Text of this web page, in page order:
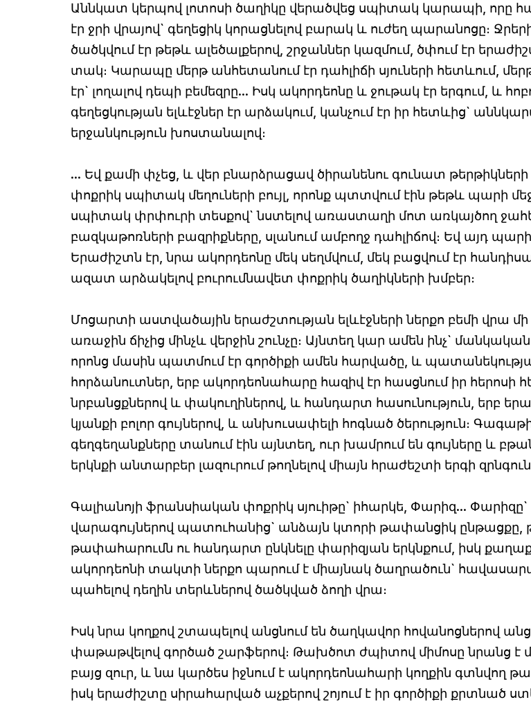
Աննկատ կերպով լոտոսի ծաղիկը վերածվեց սպիտակ կարապի, որը
էր ջրի վրայով` գեղեցիկ կորացնելով բարակ և ուժեղ պարանոցը։
ծածկվում էր թեթև ալեծալքերով, շրջաններ կազմում, ծփում էր
տակ։ Կարապը մերթ անհետանում էր դահլիճի սյուների հետևում,
էր` լողալով դեպի բեմեզրը... Իսկ ակորդեոնը և ջութակ էր երգում, և
գեղեցկության ելևէջներ էր արձակում, կանչում էր իր հետևից`
երջանկություն խոստանալով։
... Եվ քամի փչեց, և վեր բնարձրացավ ծիրանենու գունատ
փոքրիկ սպիտակ մեղուների բույլ, որոնք պտտվում էին թեթև պարի
սպիտակ փրփուրի տեսքով` նստելով առաստաղի մոտ առկայծող
բազկաթոռների բազրիքները, սլանում ամբողջ դահլիճով։ Եվ այդ
Երաժիշտն էր, նրա ակորդեոնը մեկ սեղմվում, մեկ բացվում էր
ազատ արձակելով բուրումնավետ փոքրիկ ծաղիկների խմբեր։
Մոցարտի աստվածային երաժշտության ելևէջների ներքո բեմի վրա
առաջին ճիչից մինչև վերջին շունչը։ Այնտեղ կար ամեն ինչ`
որոնց մասին պատմում էր գործիքի ամեն հարվածը, և
հորձանուտներ, երբ ակորդեոնահարը հազիվ էր հասցնում իր հերոսի
նրբանցքներով և փակուղիներով, և հանդարտ հասունություն, երբ
կյանքի բոլոր գույներով, և անխուսափելի հոգնած ծերություն։
գեղգեղանքները տանում էին այնտեղ, ուր խամրում են գույները և
երկնքի անտարբեր լազուրում թողնելով միայն հրաժեշտի երգի զրնգուն
Գալիանոյի ֆրանսիական փոքրիկ սյուիթը` իհարկե, Փարիզ...
վարագույներով պատուհանից` անձայն կտորի թափանցիկ ընթացքը,
թափահարումն ու հանդարտ ընկնելը փարիզյան երկնքում, իսկ
ակորդեոնի տակտի ներքո պարում է միայնակ ծաղրածուն`
պահելով դեղին տերևներով ծածկված ձողի վրա։
Իսկ նրա կողքով շտապելով անցնում են ծաղկավոր հովանոցներով
փաթաթվելով գործած շարֆերով։ Թախծոտ ժպիտով միմոսը նրանց է
բայց զուր, և նա կարծես իջնում է ակորդեոնահարի կողքին գտնվող
իսկ երաժիշտը սիրահարված աչքերով շոյում է իր գործիքի քրտնած